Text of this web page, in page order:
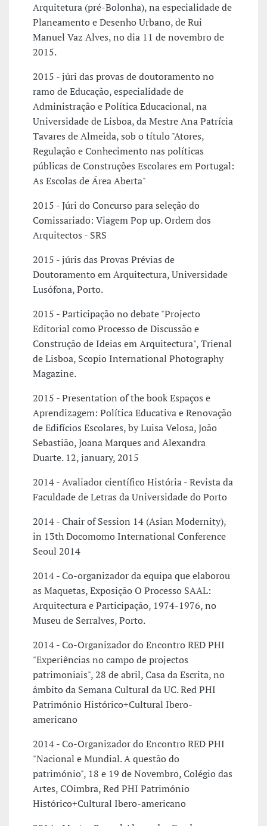
Arquitetura (pré-Bolonha), na especialidade de
Planeamento e Desenho Urbano, de Rui
Manuel Vaz Alves, no dia 11 de novembro de
2015.
2015 - júri das provas de doutoramento no
ramo de Educação, especialidade de
Administração e Política Educacional, na
Universidade de Lisboa, da Mestre Ana Patrícia
Tavares de Almeida, sob o título "Atores,
Regulação e Conhecimento nas políticas
públicas de Construções Escolares em Portugal:
As Escolas de Área Aberta"
2015 - Júri do Concurso para seleção do
Comissariado: Viagem Pop up. Ordem dos
Arquitectos - SRS
2015 - júris das Provas Prévias de
Doutoramento em Arquitectura, Universidade
Lusófona, Porto.
2015 - Participação no debate "Projecto
Editorial como Processo de Discussão e
Construção de Ideias em Arquitectura", Trienal
de Lisboa, Scopio International Photography
Magazine.
2015 - Presentation of the book Espaços e
Aprendizagem: Política Educativa e Renovação
de Edifícios Escolares, by Luisa Velosa, João
Sebastião, Joana Marques and Alexandra
Duarte. 12, january, 2015
2014 - Avaliador científico História - Revista da
Faculdade de Letras da Universidade do Porto
2014 - Chair of Session 14 (Asian Modernity),
in 13th Docomomo International Conference
Seoul 2014
2014 - Co-organizador da equipa que elaborou
as Maquetas, Exposição O Processo SAAL:
Arquitectura e Participação, 1974-1976, no
Museu de Serralves, Porto.
2014 - Co-Organizador do Encontro RED PHI
"Experiências no campo de projectos
patrimoniais", 28 de abril, Casa da Escrita, no
âmbito da Semana Cultural da UC. Red PHI
Património Histórico+Cultural Ibero-
americano
2014 - Co-Organizador do Encontro RED PHI
"Nacional e Mundial. A questão do
património", 18 e 19 de Novembro, Colégio das
Artes, COimbra, Red PHI Património
Histórico+Cultural Ibero-americano